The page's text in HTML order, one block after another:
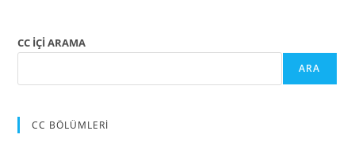
CC İÇİ ARAMA
ARA
CC BÖLÜMLERİ